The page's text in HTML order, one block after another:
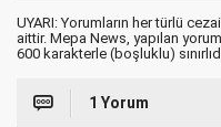
UYARI: Yorumların her türlü
aittir. Mepa News, yapılan
600 karakterle (boşluklu)
1 Yorum